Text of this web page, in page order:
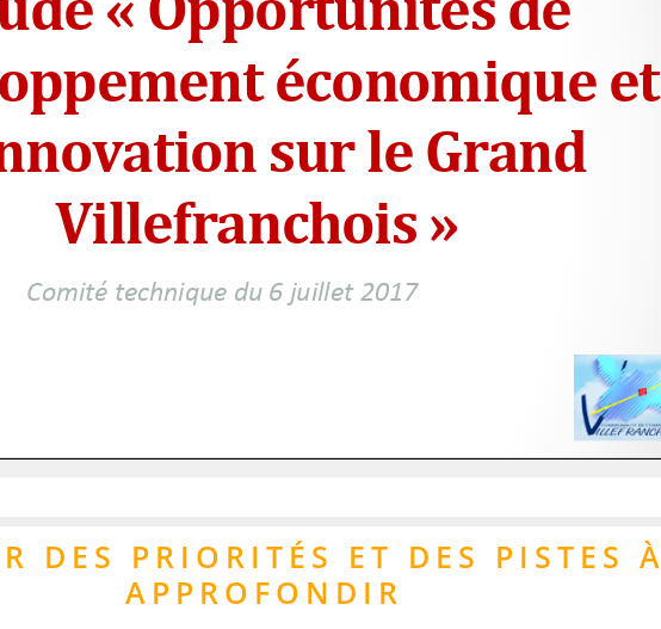
du futur déjà à
considère le
DES PRIORITÉS ET DES PISTES À
APPROFONDIR